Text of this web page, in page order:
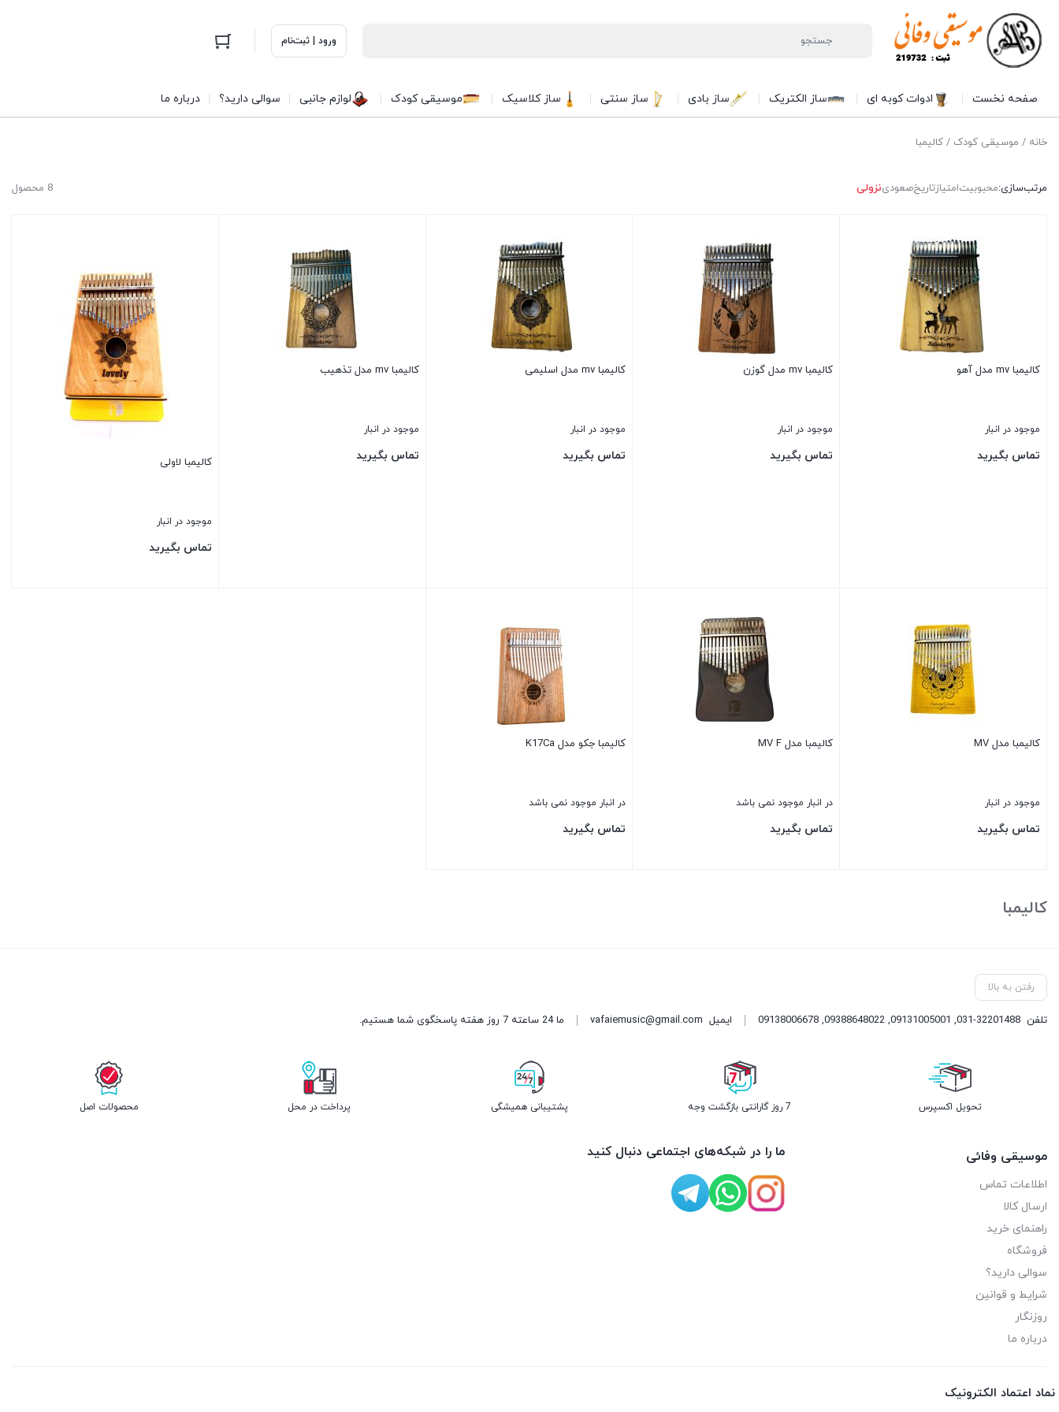
ورود | ثبت‌نام
صفحه نخست ادوات کوبه ای ساز الکتریک ساز بادی ساز سنتی ساز کلاسیک موسیقی کودک لوازم جانبی سوالی دارید؟ درباره ما
خانه / موسیقی کودک / کالیمبا
8 محصول مرتب‌سازی:محبوبیتامتیازتاریخصعودینزولی
کالیمبا mv مدل آهو
موجود در انبار
تماس بگیرید
کالیمبا mv مدل گوزن
موجود در انبار
تماس بگیرید
کالیمبا mv مدل اسلیمی
موجود در انبار
تماس بگیرید
کالیمبا mv مدل تذهیب
موجود در انبار
تماس بگیرید کالیمبا لاولی
موجود در انبار
تماس بگیرید
کالیمبا مدل MV
موجود در انبار
تماس بگیرید
کالیمبا مدل MV F
در انبار موجود نمی باشد
تماس بگیرید
کالیمبا جکو مدل K17Ca
در انبار موجود نمی باشد
تماس بگیرید
کالیمبا
رفتن به بالا
تلفن 031-32201488
,
09131005001
,
09388648022
,
09138006678 ایمیل vafaiemusic@gmail.com ما 24 ساعته 7 روز هفته پاسخگوی شما هستیم.
تحویل اکسپرس 7 روز گارانتی بازگشت وجه پشتیبانی همیشگی پرداخت در محل محصولات اصل
موسیقی وفائی
اطلاعات تماس
ارسال کالا
راهنمای خرید
فروشگاه
سوالی دارید؟
شرایط و قوانین
روزنگار
درباره ما
ما را در شبکه‌های اجتماعی دنبال کنید
نماد اعتماد الکترونیک